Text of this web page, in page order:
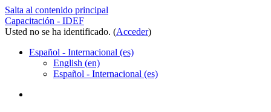
Salta al contenido principal
Capacitación - IDEF
Usted no se ha identificado. (Acceder)
Español - Internacional ‎(es)‎
English ‎(en)‎
Español - Internacional ‎(es)‎